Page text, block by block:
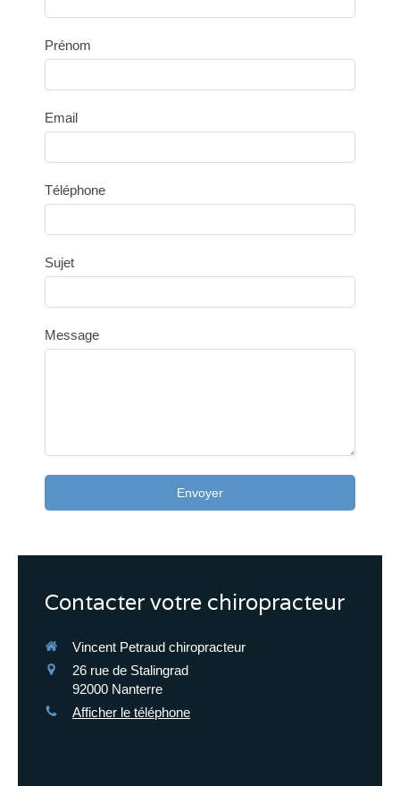
Prénom
Email
Téléphone
Sujet
Message
Envoyer
Contacter votre chiropracteur
Vincent Petraud chiropracteur
26 rue de Stalingrad
92000 Nanterre
Afficher le téléphone